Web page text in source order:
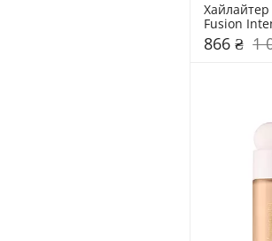
Fusion
Highlighter
866 ₴ 1